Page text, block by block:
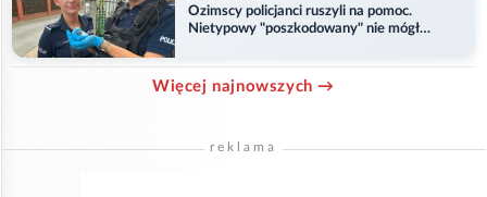
Ozimscy policjanci ruszyli na pomoc.
Nietypowy "poszkodowany" nie mógł
Więcej najnowszych →
reklama